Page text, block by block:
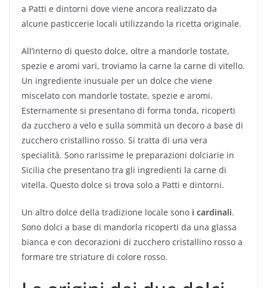
a Patti e dintorni dove viene ancora realizzato da
alcune pasticcerie locali utilizzando la ricetta originale.
All’interno di questo dolce, oltre a mandorle tostate,
spezie e aromi vari, troviamo la carne la carne di vitello.
Un ingrediente inusuale per un dolce che viene
miscelato con mandorle tostate, spezie e aromi.
Esternamente si presentano di forma tonda, ricoperti
da zucchero a velo e sulla sommità un decoro a base di
zucchero cristallino rosso. Si tratta di una vera
specialità. Sono rarissime le preparazioni dolciarie in
Sicilia che presentano tra gli ingredienti la carne di
vitella. Questo dolce si trova solo a Patti e dintorni.
Un altro dolce della tradizione locale sono i cardinali.
Sono dolci a base di mandorla ricoperti da una glassa
bianca e con decorazioni di zucchero cristallino rosso a
formare tre striature di colore rosso.